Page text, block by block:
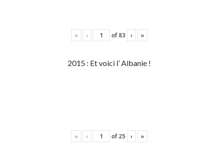
« ‹ of83 › »
2015 : Et voici l’ Albanie !
« ‹ of25 › »